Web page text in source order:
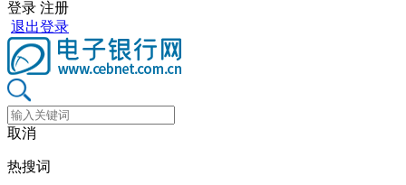
登录 注册
退出登录
取消
热搜词